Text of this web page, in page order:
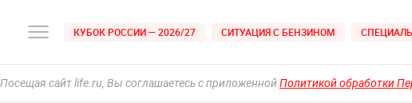
КУБОК РОССИИ — 2026/27 СИТУАЦИЯ С БЕНЗИНОМ
Посещая сайт life.ru, Вы соглашаетесь с приложеннойПолитикой обработки